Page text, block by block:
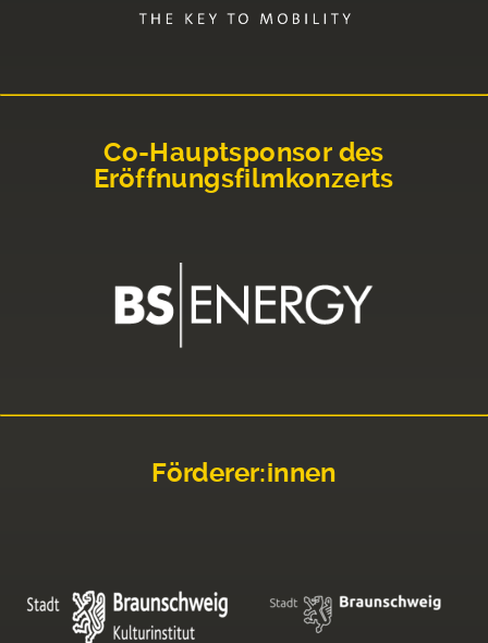
Co-Hauptsponsor des
Eröffnungsfilmkonzerts
Förderer:innen